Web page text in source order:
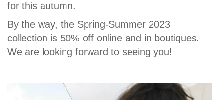
for this autumn.
By the way, the Spring-Summer 2023
collection is 50% off online and in boutiques.
We are looking forward to seeing you!